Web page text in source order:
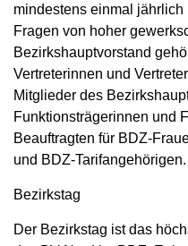
mindestens einmal
Fragen von hoher
Bezirkshauptvorstand
Vertreterinnen und
Mitglieder des
Funktionsträgerinnen und
Beauftragten für BDZ-
und BDZ-Tarifangehörigen.
Bezirkstag
Der Bezirkstag ist das